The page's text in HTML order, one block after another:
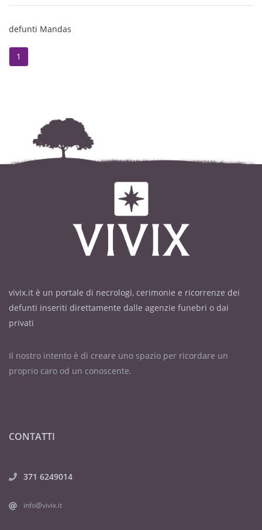
Luglio alle ore 10 nel Colonnato del
defunti Mandas
1
vivix.it è un portale di necrologi, cerimonie e ricorrenze dei
defunti inseriti direttamente dalle agenzie funebri o dai
privati
Il nostro intento è di creare uno spazio per ricordare un
proprio caro od un conoscente.
CONTATTI
371 6249014
info@vivix.it